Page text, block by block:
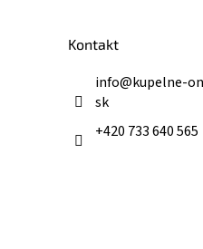
Kontakt
info@kupelne-
sk
+420 733 640 565